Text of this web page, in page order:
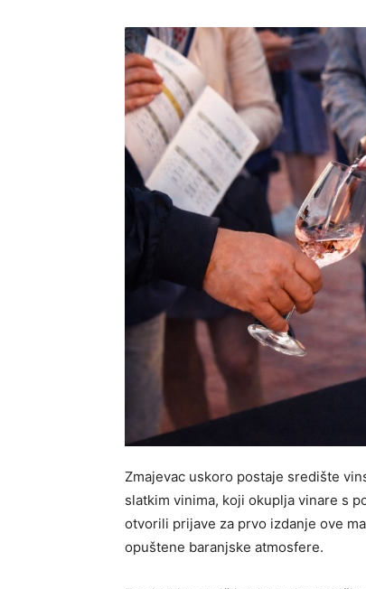
Zmajevac uskoro postaje središte
slatkim vinima, koji okuplja vinare s
otvorili prijave za prvo izdanje ove
opuštene baranjske atmosfere.